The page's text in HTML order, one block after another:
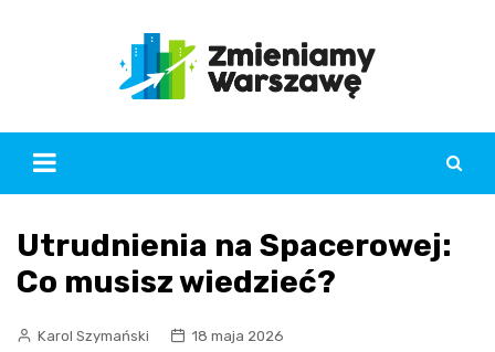
Utrudnienia na Spacerowej:
Co musisz wiedzieć?
Karol Szymański
18 maja 2026